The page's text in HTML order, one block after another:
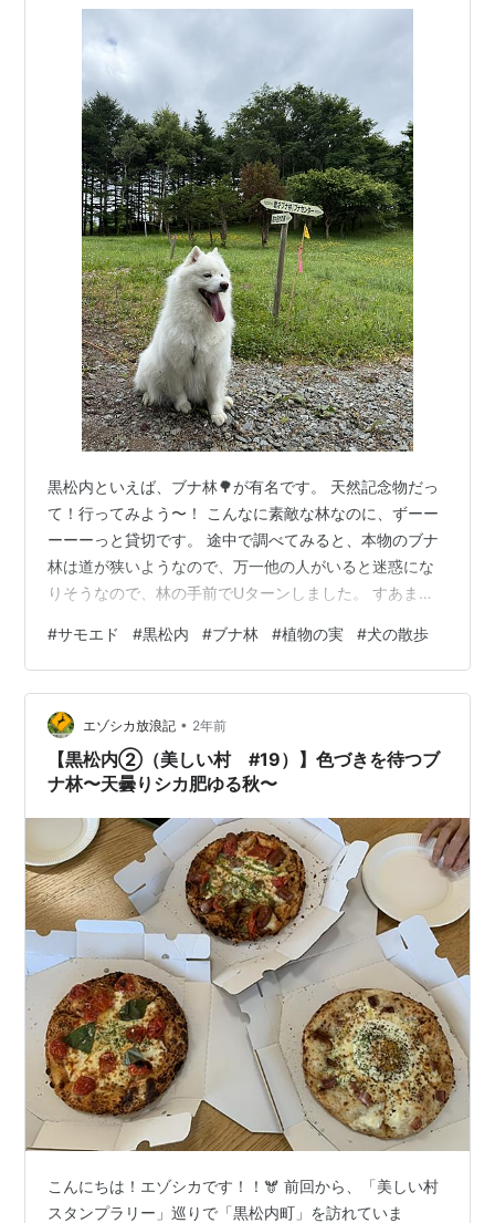
黒松内といえば、ブナ林🌳が有名です。 天然記念物だっ
て！行ってみよう〜！ こんなに素敵な林なのに、ずーー
ーーーっと貸切です。 途中で調べてみると、本物のブナ
林は道が狭いようなので、万一他の人がいると迷惑にな
りそうなので、林の手前でUターンしました。 すあまお
い❣️』 『わーいわーい❣️』 『わーいわーいわーい❣️』と駆
け回って、薮に顔突っ込んで森満喫です。 すあまが楽し
くてよかった。 さて、車乗って帰るよ〜。 げーーーーー
っ😨 もう実の季節⁉️ これはひどい😩😩😩😩😩
#サモエド #黒松内 #ブナ林 #植物の実 #犬の散歩
エゾシカ放浪記 • 2年前
【黒松内②（美しい村 #19）】色づきを待つブ
ナ林〜天曇りシカ肥ゆる秋〜
こんにちは！エゾシカです！！🫎 前回から、「美しい村
スタンプラリー」巡りで「黒松内町」を訪れていま